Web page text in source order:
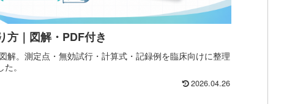
方｜図解・PDF付き
解。測定点・無効試行・計算式・記録例を臨床向けに整理
。
2026.04.26